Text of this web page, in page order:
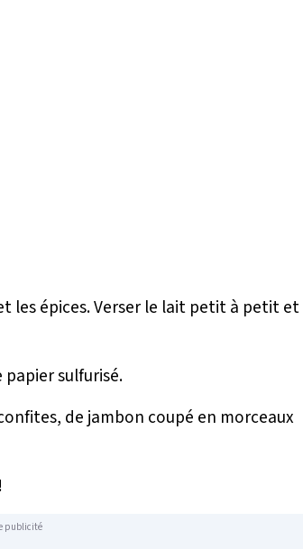
les épices. Verser le lait petit à petit et
sulfurisé.
de jambon coupé en morceaux
publicité